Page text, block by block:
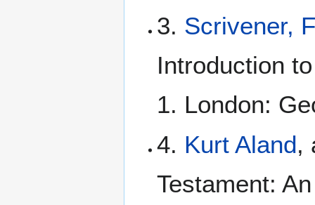
3. Scrivener,
Introduction
1. London:
4. Kurt Aland,
Testament: